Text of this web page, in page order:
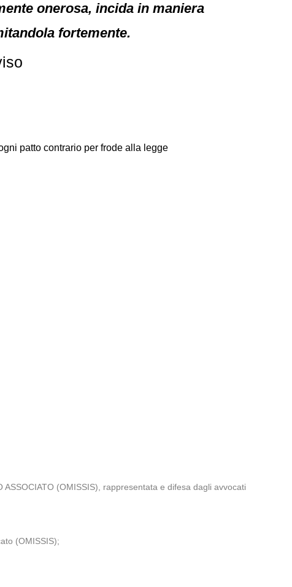
onerosa, incida in maniera
fortemente.
patto contrario per frode alla legge
(OMISSIS), rappresentata e difesa dagli avvocati
(OMISSIS);